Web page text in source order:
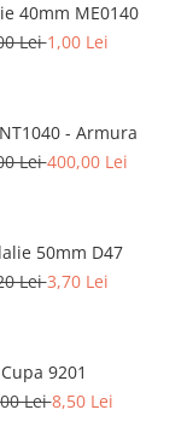
40mm ME0140
Lei1,00 Lei
- Armura
Lei400,00 Lei
50mm D47
Lei3,70 Lei
Cupa 9201
Lei8,50 Lei